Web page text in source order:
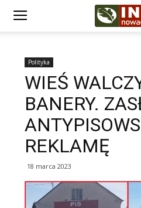
Polityka
WIEŚ
BANERY.
REKLAMĘ
18 marca 2023